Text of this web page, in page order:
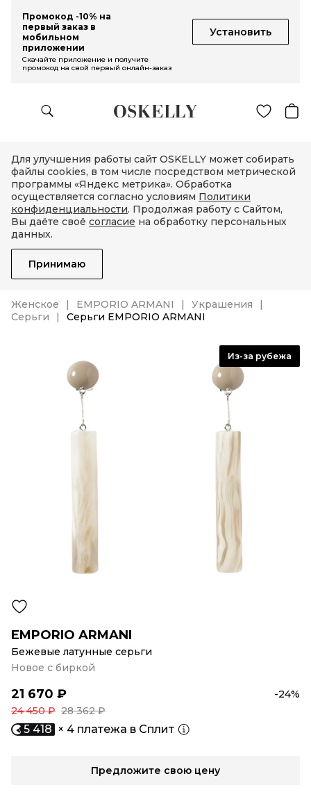
Промокод -10% на
первый заказ в
мобильном
приложении
Установить
Скачайте приложение и получите
промокод на свой первый онлайн-заказ
Для улучшения работы сайт OSKELLY может собирать
файлы cookies, в том числе посредством метрической
программы «Яндекс метрика». Обработка
осуществляется согласно условиям Политики
конфиденциальности. Продолжая работу с Сайтом,
Вы даёте своё согласие на обработку персональных
данных.
Принимаю
Женское EMPORIO ARMANI
Украшения
Серьги
Серьги EMPORIO ARMANI
Из-за рубежа
EMPORIO ARMANI
Бежевые латунные серьги
Новое с биркой
21 670 ₽
-24%
24 450 ₽ 28 362 ₽
5 418 × 4 платежа в Сплит
Предложите свою цену